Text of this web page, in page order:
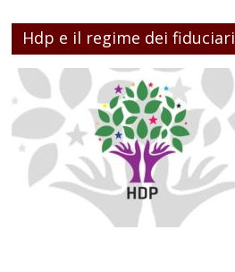
Hdp e il regime dei fiduciari